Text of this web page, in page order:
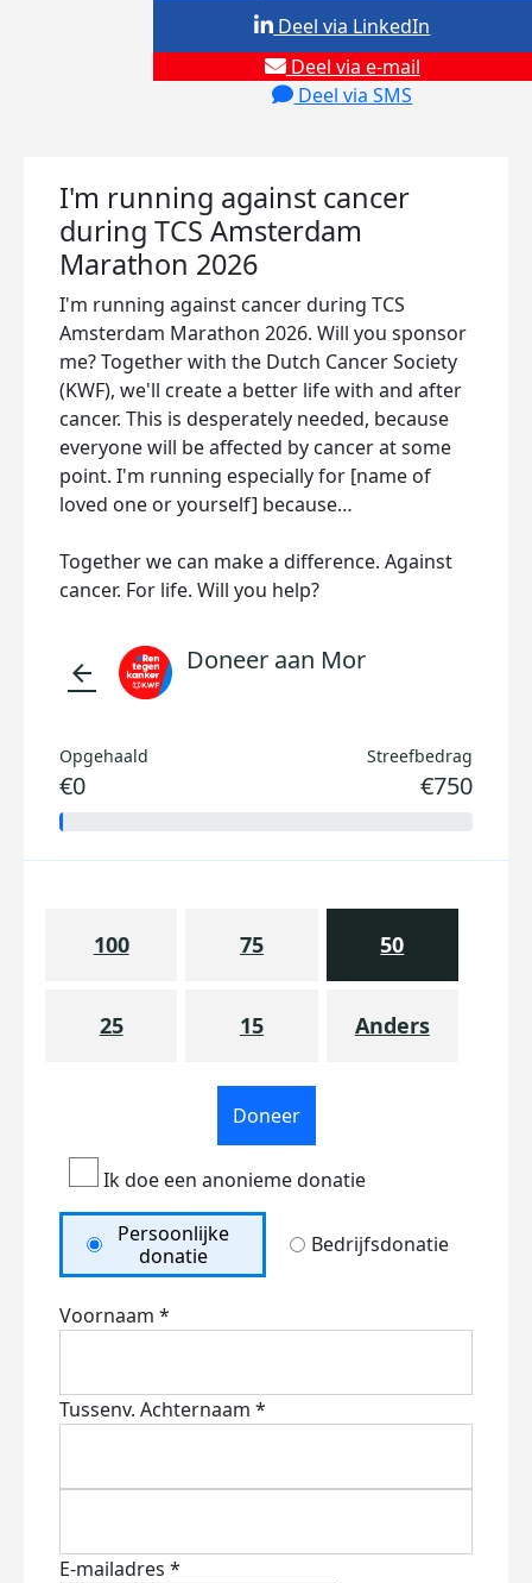
Deel via e-mail
Deel via SMS
Deel via LinkedIn
I'm running against cancer
during TCS Amsterdam
Marathon 2026
I'm running against cancer during TCS
Amsterdam Marathon 2026. Will you sponsor
me? Together with the Dutch Cancer Society
(KWF), we'll create a better life with and after
cancer. This is desperately needed, because
everyone will be affected by cancer at some
point. I'm running especially for [name of
loved one or yourself] because…
Together we can make a difference. Against
cancer. For life. Will you help?
arrow_back Doneer aan Mor
Opgehaald
€0
Streefbedrag
€750
100 75 50
25 15 Anders
Doneer
Ik doe een anonieme donatie
Persoonlijke
donatie
Bedrijfsdonatie
Voornaam *
Tussenv. Achternaam *
E-mailadres *